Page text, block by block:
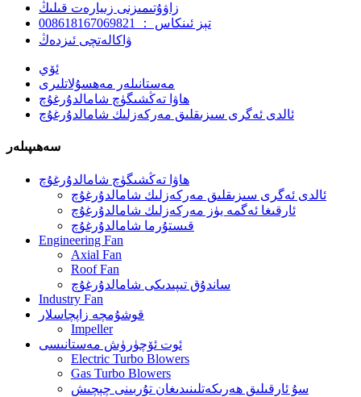
زاۋۇتىمىزنى زىيارەت قىلىڭ
تېز ئىنكاس ： 008618167069821
ۋاكالەتچى ئىزدەڭ
ئۆي
مەستانىلەر مەھسۇلاتلىرى
ھاۋا تەڭشىگۈچ شامالدۇرغۇچ
ئالدى ئەگرى سىزىقلىق مەركەزلىك شامالدۇرغۇچ
سەھىپىلەر
ھاۋا تەڭشىگۈچ شامالدۇرغۇچ
ئالدى ئەگرى سىزىقلىق مەركەزلىك شامالدۇرغۇچ
ئارقىغا ئەگمە يۈز مەركەزلىك شامالدۇرغۇچ
قىستۇرما شامالدۇرغۇچ
Engineering Fan
Axial Fan
Roof Fan
ساندۇق تىپىدىكى شامالدۇرغۇچ
Industry Fan
قوشۇمچە زاپچاسلار
Impeller
ئوت ئۆچۈرۈش مەستانىسى
Electric Turbo Blowers
Gas Turbo Blowers
سۇ ئارقىلىق ھەرىكەتلىنىدىغان تۇربىنى چېچىش